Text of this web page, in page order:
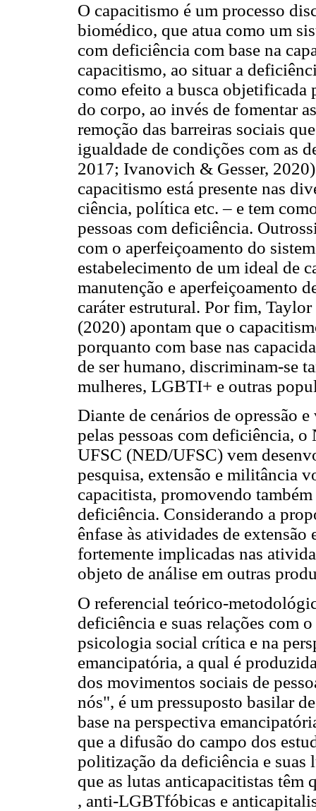
O capacitismo é um processo
biomédico, que atua como um
com deficiência com base na
capacitismo, ao situar a
como efeito a busca objetificada
do corpo, ao invés de fomentar
remoção das barreiras sociais
igualdade de condições com as
2017; Ivanovich & Gesser,
capacitismo está presente nas
ciência, política etc. – e tem
pessoas com deficiência.
com o aperfeiçoamento do
estabelecimento de um ideal de
manutenção e aperfeiçoamento
caráter estrutural. Por fim,
(2020) apontam que o
porquanto com base nas
de ser humano, discriminam-se
mulheres, LGBTI+ e outras
Diante de cenários de opressão
pelas pessoas com deficiência,
UFSC (NED/UFSC) vem
pesquisa, extensão e militância
capacitista, promovendo
deficiência. Considerando a
ênfase às atividades de
fortemente implicadas nas
objeto de análise em outras
O referencial teórico-
deficiência e suas relações com
psicologia social crítica e na
emancipatória, a qual é
dos movimentos sociais de
nós", é um pressuposto basilar
base na perspectiva
que a difusão do campo dos
politização da deficiência e suas
que as lutas anticapacitistas têm
, anti-LGBTfóbicas e